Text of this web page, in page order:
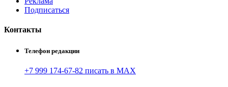
Подписаться
Контакты
Телефон редакции
+7 999 174-67-82 писать в MAX